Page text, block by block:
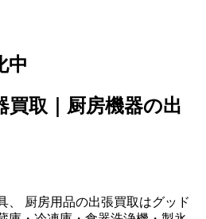
中
買取｜厨房機器の出
、 厨房用品の出張買取はグッド